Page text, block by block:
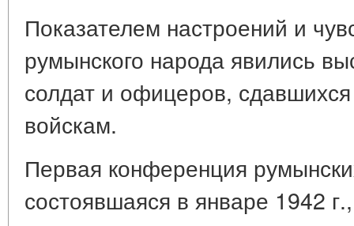
Показателем настроений и
румынского народа явились
солдат и офицеров,
войскам.
Первая конференция
состоявшаяся в январе 1942